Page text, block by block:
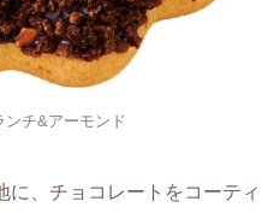
チ&アーモンド
に、チョコレートをコーティ